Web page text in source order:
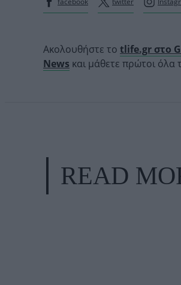
Ακολουθήστε το tlife.gr στο
News και μάθετε πρώτοι όλα
READ